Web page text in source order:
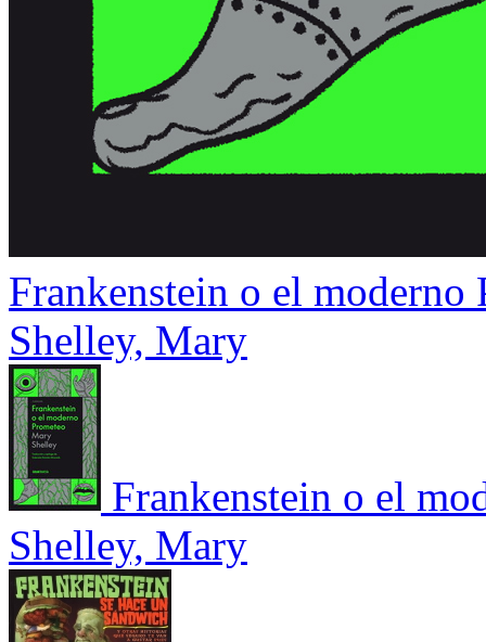
Frankenstein o el moderno
Shelley, Mary
Frankenstein o el
Shelley, Mary